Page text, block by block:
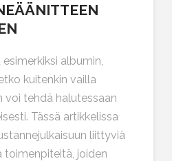
albumin,
kuitenkin vailla
voi tehdä halutessaan
Tässä artikkelissa
liittyviä
toimenpiteitä, joiden